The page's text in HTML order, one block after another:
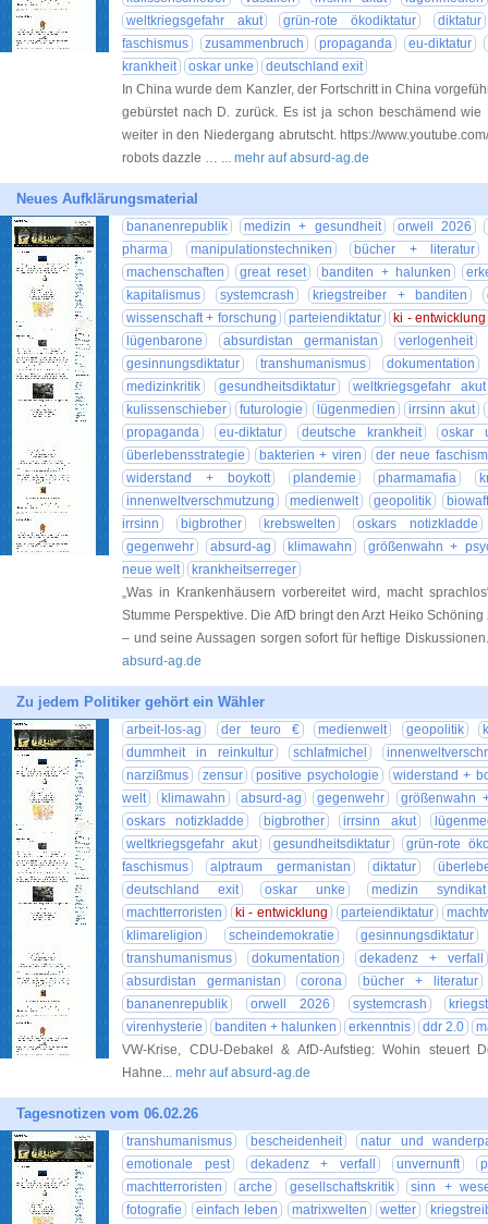
weltkriegsgefahr akut
grün-rote ökodiktatur
diktatur
faschismus
zusammenbruch propaganda eu-diktatur
krankheit
oskar unke
deutschland exit
In China wurde dem Kanzler, der Fortschritt in China
gebürstet nach D. zurück. Es ist ja schon beschämend
weiter in den Niedergang abrutscht. https://
robots dazzle … ... mehr auf absurd-ag.de
Neues Aufklärungsmaterial
bananenrepublik medizin + gesundheit
orwell 2026
pharma
manipulationstechniken
bücher + literatur
machenschaften
great reset banditen + halunken
kapitalismus
systemcrash kriegstreiber + banditen
wissenschaft + forschung
parteiendiktatur
ki - entwicklung
lügenbarone
absurdistan germanistan
verlogenheit
gesinnungsdiktatur
transhumanismus
dokumentation
medizinkritik
gesundheitsdiktatur
weltkriegsgefahr akut
kulissenschieber
futurologie lügenmedien
irrsinn akut
propaganda
eu-diktatur deutsche krankheit
oskar
überlebensstrategie
bakterien + viren
der neue
widerstand + boykott
plandemie pharmamafia
innenweltverschmutzung
medienwelt geopolitik
irrsinn
bigbrother krebswelten
oskars notizkladde
gegenwehr
absurd-ag klimawahn
größenwahn +
neue welt
krankheitserreger
„Was in Krankenhäusern vorbereitet wird, macht
Stumme Perspektive. Die AfD bringt den Arzt Heiko
– und seine Aussagen sorgen sofort für heftige
absurd-ag.de
Zu jedem Politiker gehört ein Wähler
arbeit-los-ag der teuro € medienwelt geopolitik
dummheit in reinkultur
schlafmichel
narzißmus
zensur positive psychologie
widerstand +
welt
klimawahn absurd-ag gegenwehr
größenwahn
oskars notizkladde
bigbrother irrsinn akut
weltkriegsgefahr akut
gesundheitsdiktatur
grün-rote
faschismus
alptraum germanistan diktatur
deutschland exit
oskar unke
medizin syndikat
machtterroristen
ki - entwicklung parteiendiktatur
klimareligion
scheindemokratie
gesinnungsdiktatur
transhumanismus
dokumentation
dekadenz + verfall
absurdistan germanistan
corona
bücher + literatur
bananenrepublik
orwell 2026 systemcrash
virenhysterie
banditen + halunken erkenntnis ddr 2.0
VW-Krise, CDU-Debakel & AfD-Aufstieg: Wohin steuert
Hahne... mehr auf absurd-ag.de
Tagesnotizen vom 06.02.26
transhumanismus bescheidenheit
natur und
emotionale pest
dekadenz + verfall unvernunft
machtterroristen
arche gesellschaftskritik
sinn +
fotografie
einfach leben matrixwelten wetter